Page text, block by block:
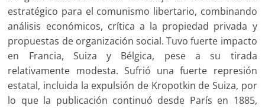
estratégico para el comunismo libertario, combinando
análisis económicos, crítica a la propiedad privada y
propuestas de organización social. Tuvo fuerte impacto
en Francia, Suiza y Bélgica, pese a su tirada
relativamente modesta. Sufrió una fuerte represión
estatal, incluida la expulsión de Kropotkin de Suiza, por
lo que la publicación continuó desde París en 1885,